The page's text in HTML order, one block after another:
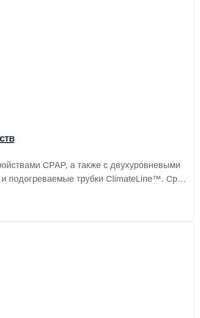
CPAP, а также с двухуровневыми
подогреваемые трубки ClimateLine™. Срок